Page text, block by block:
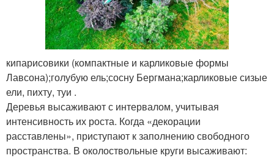
кипарисовики (компактные и карликовые формы
Лавсона);голубую ель;сосну Бергмана;карликовые сизые
ели, пихту, туи .
Деревья высаживают с интервалом, учитывая
интенсивность их роста. Когда «декорации
расставлены», приступают к заполнению свободного
пространства. В околоствольные круги высаживают: